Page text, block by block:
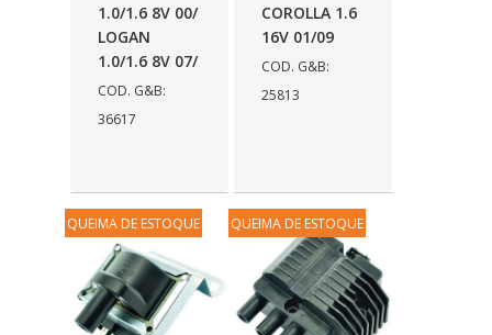
1.0/1.6 8V 00/
LOGAN
1.0/1.6 8V 07/
COD. G&B:
36617
COROLLA 1.6
16V 01/09
COD. G&B:
25813
QUEIMA DE ESTOQUE QUEIMA DE ESTOQUE